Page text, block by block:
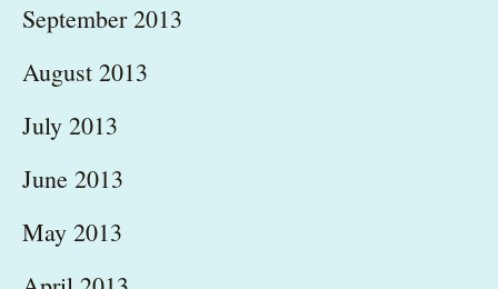
September 2013
August 2013
July 2013
June 2013
May 2013